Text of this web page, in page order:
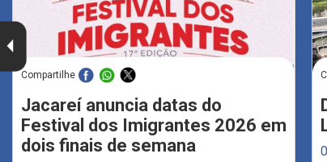
Compartilhe
Jacareí anuncia datas do
Festival dos Imigrantes 2026 em
dois finais de semana